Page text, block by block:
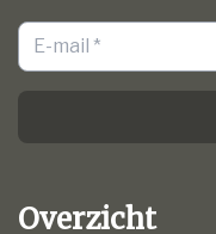
Overzicht